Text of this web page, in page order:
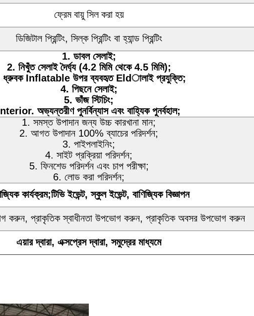
ফ্রেম বায়ু সিল করা হয়
ডিজিটাল প্রিন্টিং, সিল্ক প্রিন্টিং বা হ্যান্ড প্রিন্টিং
1. ডাবল সেলাই;
2. নিখুঁত সেলাই দৈর্ঘ্য (4.2 মিমি থেকে 4.5 মিমি);
ধ্রুবক Inflatable উপর ব্যবহৃত Eldালাই প্রযুক্তি;
4. পিছনে সেলাই;
5. ভাঁজ স্টিচিং;
অভ্যন্তরীণ পুনর্বিন্যাস এবং বাহ্যিক পুনর্বহাল;
1. সমস্ত উপাদান জন্য উচ্চ কারখানা মান;
2. আগত উপাদান 100% ব্যাচের পরিদর্শন;
3. পাইপলাইনিং;
4. সাইট প্রক্রিয়া পরিদর্শন;
5. ফিনশেড পরিদর্শন এবং চাপ পরীক্ষা;
6. লোড করা পরিদর্শন;
কার্যক্রম;টিভি ইভেন্ট, স্কুল ইভেন্ট, বাণিজ্যিক বিজ্ঞাপন
করুন, প্রাকৃতিক স্বাধীনতা উপভোগ করুন, প্রাকৃতিক অবসর উপভোগ করুন
এয়ার দ্বারা, এক্সপ্রেস দ্বারা, সমুদ্রের মাধ্যমে